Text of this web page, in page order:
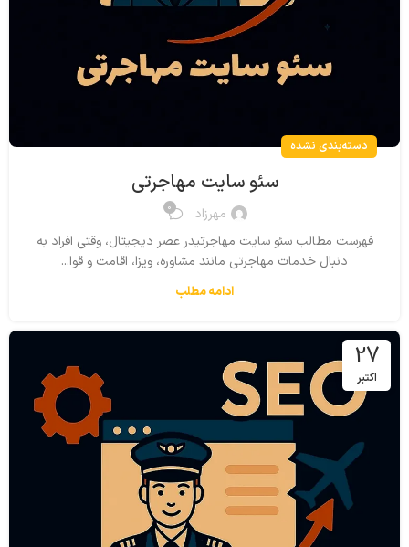
دسته‌بندی نشده
سئو سایت مهاجرتی
مهرزاد 0
فهرست مطالب سئو سایت مهاجرتیدر عصر دیجیتال، وقتی افراد به
دنبال خدمات مهاجرتی مانند مشاوره، ویزا، اقامت و قوا...
ادامه مطلب
27
اکتبر